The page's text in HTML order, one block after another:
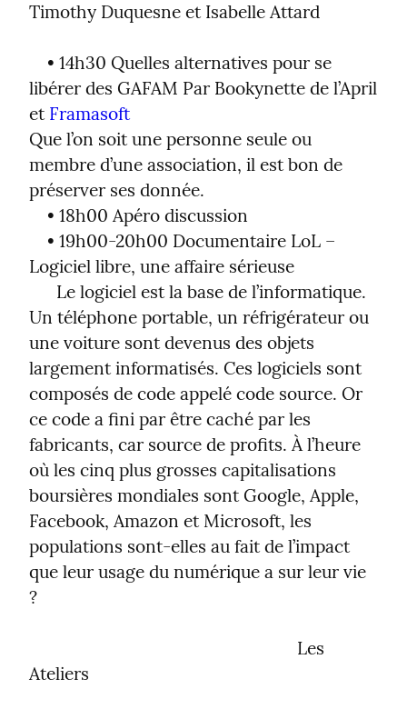
Timothy Duquesne et Isabelle Attard
libérer des GAFAM Par Bookynette de l’April
et Framasoft
Que l’on soit une personne seule ou
membre d’une association, il est bon de
préserver ses donnée.
Logiciel libre, une affaire sérieuse
Un téléphone portable, un réfrigérateur ou
une voiture sont devenus des objets
largement informatisés. Ces logiciels sont
composés de code appelé code source. Or
ce code a fini par être caché par les
fabricants, car source de profits. À l’heure
où les cinq plus grosses capitalisations
boursières mondiales sont Google, Apple,
Facebook, Amazon et Microsoft, les
populations sont-elles au fait de l’impact
que leur usage du numérique a sur leur vie
?
Ateliers